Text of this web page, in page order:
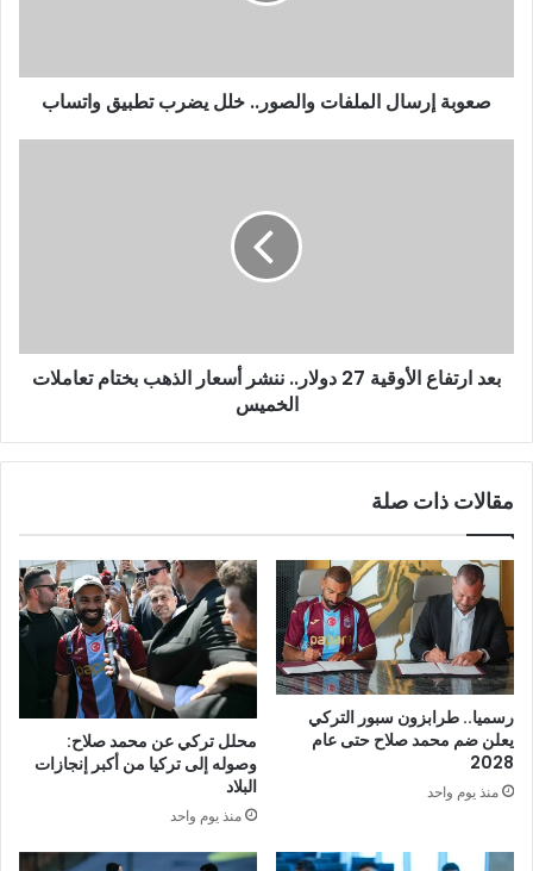
صعوبة إرسال الملفات والصور.. خلل يضرب تطبيق واتساب
بعد ارتفاع الأوقية 27 دولار.. ننشر أسعار الذهب بختام تعاملات
الخميس
مقالات ذات صلة
رسميا.. طرابزون سبور التركي
يعلن ضم محمد صلاح حتى عام
2028
منذ يوم واحد
محلل تركي عن محمد صلاح:
وصوله إلى تركيا من أكبر إنجازات
البلاد
منذ يوم واحد